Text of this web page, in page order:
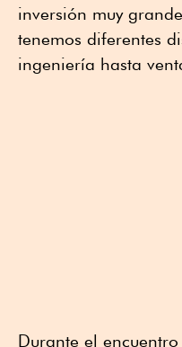
inversión muy
tenemos diferentes
ingeniería hasta
Durante el